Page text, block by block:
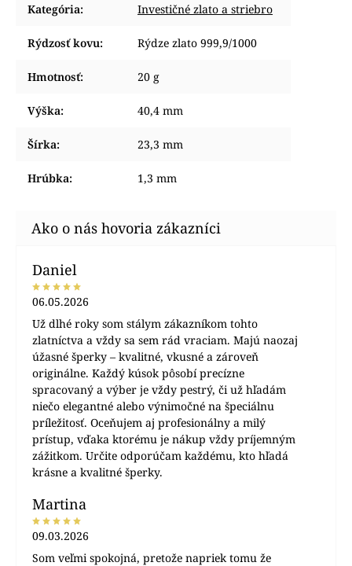
Kategória: Investičné zlato a striebro
Rýdzosť kovu: Rýdze zlato 999,9/1000
Hmotnosť: 20 g
Výška: 40,4 mm
Šírka: 23,3 mm
Hrúbka: 1,3 mm
Daniel
06.05.2026
Už dlhé roky som stálym zákazníkom tohto
zlatníctva a vždy sa sem rád vraciam. Majú naozaj
úžasné šperky – kvalitné, vkusné a zároveň
originálne. Každý kúsok pôsobí precízne
spracovaný a výber je vždy pestrý, či už hľadám
niečo elegantné alebo výnimočné na špeciálnu
príležitosť. Oceňujem aj profesionálny a milý
prístup, vďaka ktorému je nákup vždy príjemným
zážitkom. Určite odporúčam každému, kto hľadá
krásne a kvalitné šperky.
Martina
09.03.2026
Som veľmi spokojná, pretože napriek tomu že